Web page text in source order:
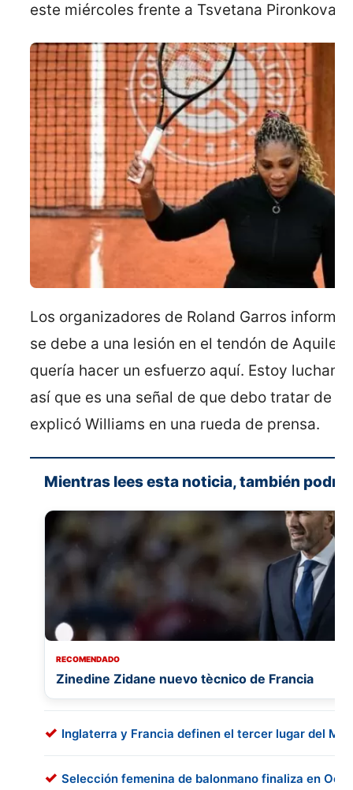
este miércoles frente a Tsvetana Pironkova,
Los organizadores de Roland Garros
se debe a una lesión en el tendón de Aquiles.
quería hacer un esfuerzo aquí. Estoy
así que es una señal de que debo tratar de
explicó Williams en una rueda de prensa.
Mientras lees esta noticia, también
RECOMENDADO
Zinedine Zidane nuevo tècnico de Francia
Inglaterra y Francia definen el tercer lugar del
Selección femenina de balonmano finaliza en